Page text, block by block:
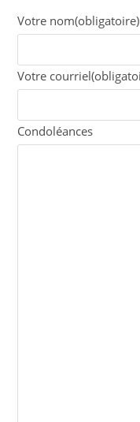
Votre nom(obligatoire)
Votre courriel
Condoléances